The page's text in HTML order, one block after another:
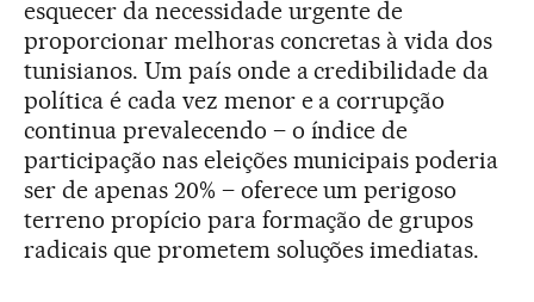
esquecer da necessidade urgente de
proporcionar melhoras concretas à vida dos
tunisianos. Um país onde a credibilidade da
política é cada vez menor e a corrupção
continua prevalecendo – o índice de
participação nas eleições municipais poderia
ser de apenas 20% – oferece um perigoso
terreno propício para formação de grupos
radicais que prometem soluções imediatas.